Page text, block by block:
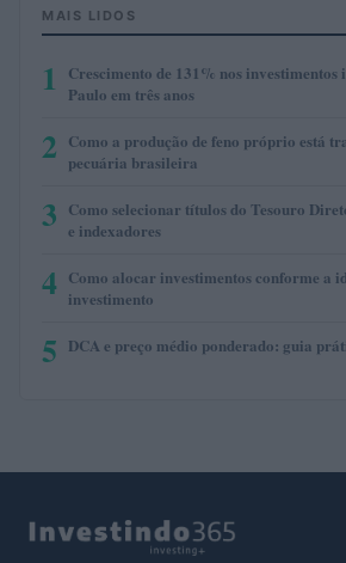
MAIS LIDOS
1
Crescimento de 131% nos
Paulo em três anos
2 Como a produção de feno próprio está
pecuária brasileira
3 Como selecionar títulos do Tesouro
e indexadores
4 Como alocar investimentos conforme a
investimento
5 DCA e preço médio ponderado: guia